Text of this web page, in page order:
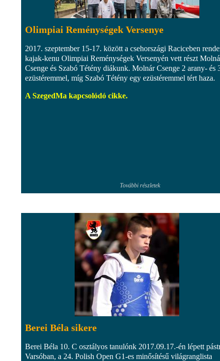
Olimpiai Reménységek Versenye
2017. szeptember 15-17. között a csehországi Raciceben
kajak-kenu Olimpiai Reménységek Versenyén vett részt
Csenge és Szabó Tétény diákunk. Molnár Csenge 2 arany- és
ezüstéremmel, míg Szabó Tétény egy ezüstéremmel tért haza.
A SzegedMa kapcsolódó cikke.
További részletek
Berei Béla sikere
Berei Béla 10. C osztályos tanulónk 2017.09.17.-én lépett
Varsóban, a 24. Polish Open G1-es minősítésű világranglista